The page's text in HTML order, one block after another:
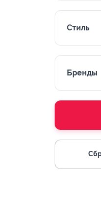
Стиль
Бренды